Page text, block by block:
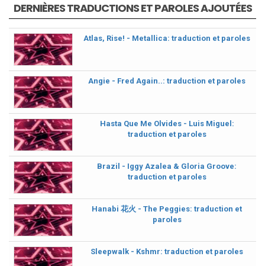
DERNIÈRES TRADUCTIONS ET PAROLES AJOUTÉES
Atlas, Rise! - Metallica: traduction et paroles
Angie - Fred Again..: traduction et paroles
Hasta Que Me Olvides - Luis Miguel:
traduction et paroles
Brazil - Iggy Azalea & Gloria Groove:
traduction et paroles
Hanabi 花火 - The Peggies: traduction et
paroles
Sleepwalk - Kshmr: traduction et paroles